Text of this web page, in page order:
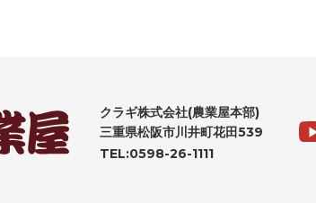
クラギ株式会社(農業屋本部)
三重県松阪市川井町花田539
TEL:0598-26-1111